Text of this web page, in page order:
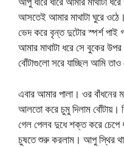
আসতেই আমার মাথাটা ঘুরে
ভেদ করে বৃন্ত দুটোর স্পর্শ পাই
আমার মাথাটা ধরে সে বুকের
বোঁটাগুলো সরে যাচ্ছিল আমি
এবার আমার পালা। ওর বাঁধনের
আলতো করে চুমু দিলাম
গেল পেলব দুধে শক্ত করে চেপে
চুষতে শুরু করলাম। আপু স্থির